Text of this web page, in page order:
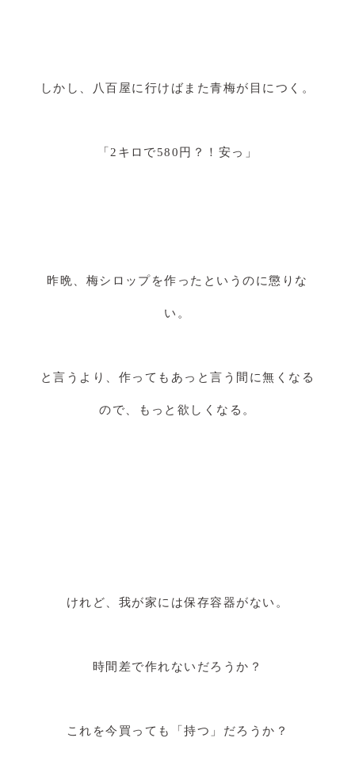
しかし、八百屋に行けばまた青梅が目につく。
「2キロで580円？！安っ」
昨晩、梅シロップを作ったというのに懲りな
い。
と言うより、作ってもあっと言う間に無くなる
ので、もっと欲しくなる。
けれど、我が家には保存容器がない。
時間差で作れないだろうか？
これを今買っても「持つ」だろうか？